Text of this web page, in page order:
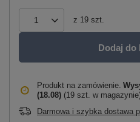
z 19 szt.
Dodaj do
Produkt na zamówienie
(18.08) (19 szt. w
Darmowa i szybka dostawa